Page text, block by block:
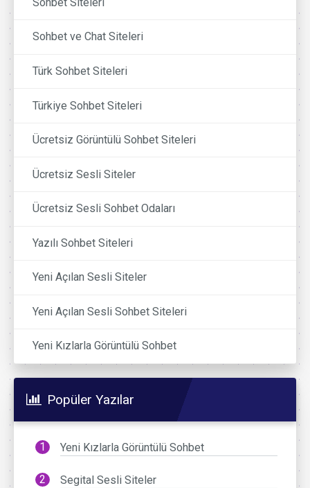
Sohbet ve Chat Siteleri
Türk Sohbet Siteleri
Türkiye Sohbet Siteleri
Ücretsiz Görüntülü Sohbet Siteleri
Ücretsiz Sesli Siteler
Ücretsiz Sesli Sohbet Odaları
Yazılı Sohbet Siteleri
Yeni Açılan Sesli Siteler
Yeni Açılan Sesli Sohbet Siteleri
Yeni Kızlarla Görüntülü Sohbet
Popüler Yazılar
Yeni Kızlarla Görüntülü Sohbet
Segital Sesli Siteler